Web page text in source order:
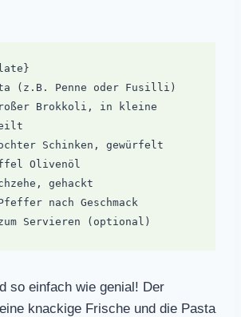
(z.B. Penne oder Fusilli)
Brokkoli, in kleine
Schinken, gewürfelt
Olivenöl
gehackt
nach Geschmack
so einfach wie genial! Der
knackige Frische und die Pasta